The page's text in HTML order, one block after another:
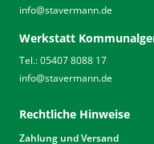
info@stavermann.de
Werkstatt
Tel.: 05407 8088 17
info@stavermann.de
Rechtliche Hinweise
Zahlung und Versand